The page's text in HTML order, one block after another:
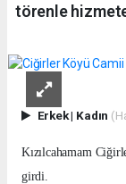
törenle
Erkek| Kadın
Kızılcahamam
girdi.